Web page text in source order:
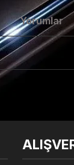
Yorumlar
ederiz.
bulunuyor.